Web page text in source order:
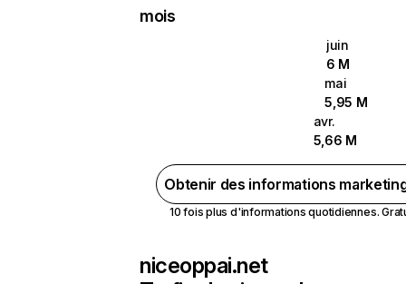
mois
juin
6 M
mai
5,95 M
avr.
5,66 M
Obtenir des informations
10 fois plus d'informations quotidiennes.
niceoppai.net